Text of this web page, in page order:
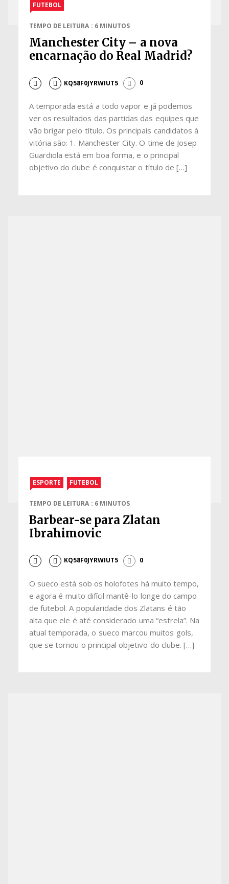
FUTEBOL
TEMPO DE LEITURA : 6 MINUTOS
Manchester City – a nova
encarnação do Real Madrid?
KQ58F0JYRWIUT5 0
A temporada está a todo vapor e já podemos
ver os resultados das partidas das equipes que
vão brigar pelo título. Os principais candidatos à
vitória são: 1. Manchester City. O time de Josep
Guardiola está em boa forma, e o principal
objetivo do clube é conquistar o título de […]
ESPORTE FUTEBOL
TEMPO DE LEITURA : 6 MINUTOS
Barbear-se para Zlatan
Ibrahimovic
KQ58F0JYRWIUT5 0
O sueco está sob os holofotes há muito tempo,
e agora é muito difícil mantê-lo longe do campo
de futebol. A popularidade dos Zlatans é tão
alta que ele é até considerado uma “estrela”. Na
atual temporada, o sueco marcou muitos gols,
que se tornou o principal objetivo do clube. […]